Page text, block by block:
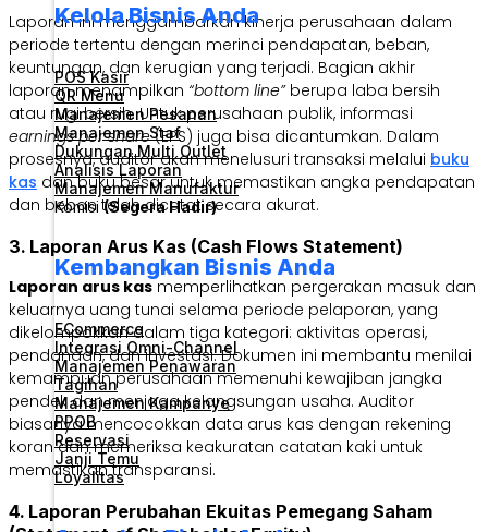
Kelola Bisnis Anda
POS Kasir
QR Menu
Manajemen Pesanan
Manajemen Staf
Dukungan Multi Outlet
Analisis Laporan
Manajemen Manufaktur
Komisi(Segera Hadir)
Kembangkan Bisnis Anda
ECommerce
Integrasi Omni-Channel
Manajemen Penawaran
Tagihan
Manajemen Kampanye
PPOB
Reservasi
Janji Temu
Loyalitas
Laporan ini menggambarkan kinerja perusahaan dalam
periode tertentu dengan merinci pendapatan, beban,
keuntungan, dan kerugian yang terjadi. Bagian akhir
laporan menampilkan “bottom line”berupa laba bersih
atau rugi bersih. Untuk perusahaan publik, informasi
earnings per share(EPS) juga bisa dicantumkan. Dalam
prosesnya, auditor akan menelusuri transaksi melalui buku
kas dan buku besar untuk memastikan angka pendapatan
dan beban telah dicatat secara akurat.
3. Laporan Arus Kas (Cash Flows Statement)
Laporan arus kas memperlihatkan pergerakan masuk dan
keluarnya uang tunai selama periode pelaporan, yang
dikelompokkan dalam tiga kategori: aktivitas operasi,
pendanaan, dan investasi. Dokumen ini membantu menilai
kemampuan perusahaan memenuhi kewajiban jangka
pendek dan menjaga kelangsungan usaha. Auditor
biasanya mencocokkan data arus kas dengan rekening
koran dan memeriksa keakuratan catatan kaki untuk
memastikan transparansi.
4. Laporan Perubahan Ekuitas Pemegang Saham